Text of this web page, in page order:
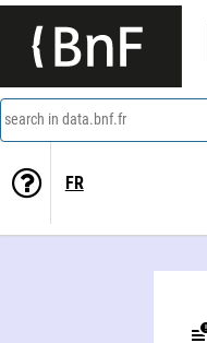
search in data.bnf.fr
FR